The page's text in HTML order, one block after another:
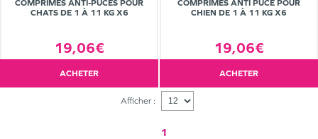
COMPRIMÉS ANTI-PUCES POUR
CHATS DE 1 À 11 KG X6
19,06€
ACHETER
COMPRIMÉS ANTI PUCE POUR
CHIEN DE 1 À 11 KG X6
19,06€
ACHETER
Afficher :
1